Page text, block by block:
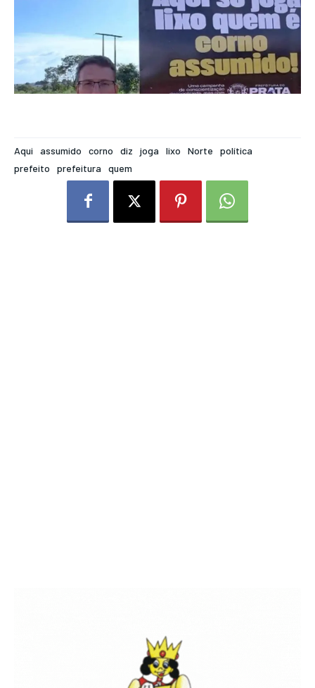
Aqui assumido corno diz joga lixo Norte
política
prefeito
prefeitura quem